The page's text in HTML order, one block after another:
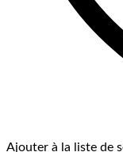
Ajouter à la liste de